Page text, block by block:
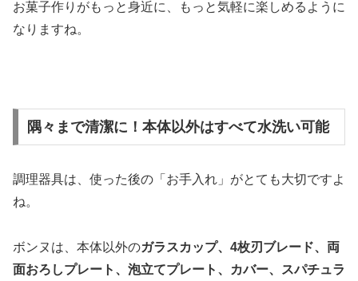
お菓子作りがもっと身近に、もっと気軽に楽しめるように
なりますね。
隅々まで清潔に！本体以外はすべて水洗い可能
調理器具は、使った後の「お手入れ」がとても大切ですよ
ね。
ボンヌは、本体以外のガラスカップ、4枚刃ブレード、両
面おろしプレート、泡立てプレート、カバー、スパチュラ